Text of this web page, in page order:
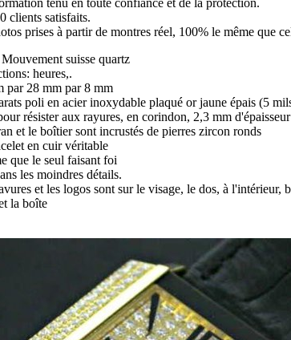
tenu en toute confiance et de la protection.
clients satisfaits.
prises à partir de montres réel, 100% le même que
suisse quartz
heures,.
par 28 mm par 8 mm
poli en acier inoxydable plaqué or jaune épais (5
résister aux rayures, en corindon, 2,3 mm d'épaisseur
et le boîtier sont incrustés de pierres zircon ronds
en cuir véritable
que le seul faisant foi
les moindres détails.
et les logos sont sur le visage, le dos, à l'intérieur,
la boîte